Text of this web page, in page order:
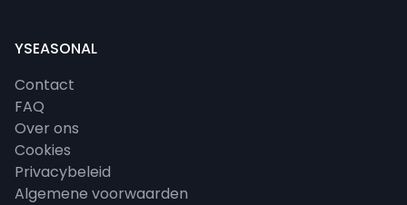
YSEASONAL
Contact
FAQ
Over ons
Cookies
Privacybeleid
Algemene voorwaarden